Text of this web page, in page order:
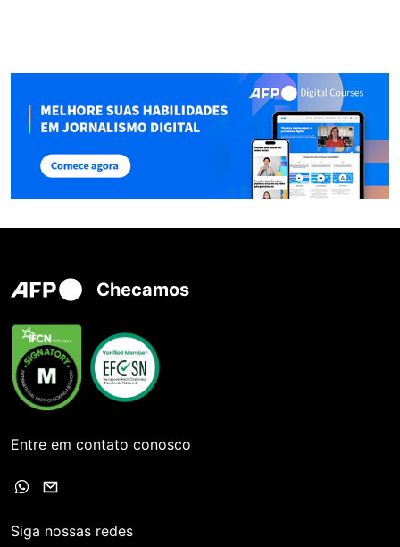
Checamos
Entre em contato conosco
Siga nossas redes